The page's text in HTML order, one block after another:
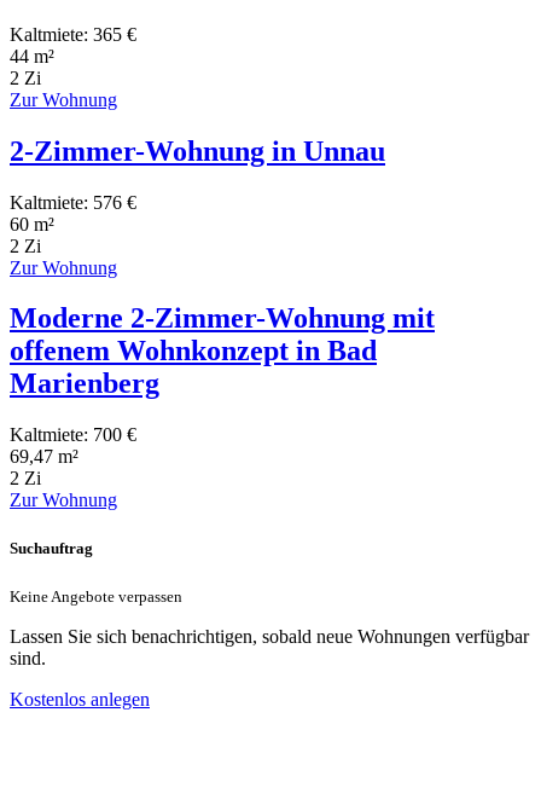
Kaltmiete: 365 €
44 m²
2 Zi
Zur Wohnung
2-Zimmer-Wohnung in Unnau
Kaltmiete: 576 €
60 m²
2 Zi
Zur Wohnung
Moderne 2-Zimmer-Wohnung mit
offenem Wohnkonzept in Bad
Marienberg
Kaltmiete: 700 €
69,47 m²
2 Zi
Zur Wohnung
Suchauftrag
Keine Angebote verpassen
Lassen Sie sich benachrichtigen, sobald neue Wohnungen verfügbar
sind.
Kostenlos anlegen